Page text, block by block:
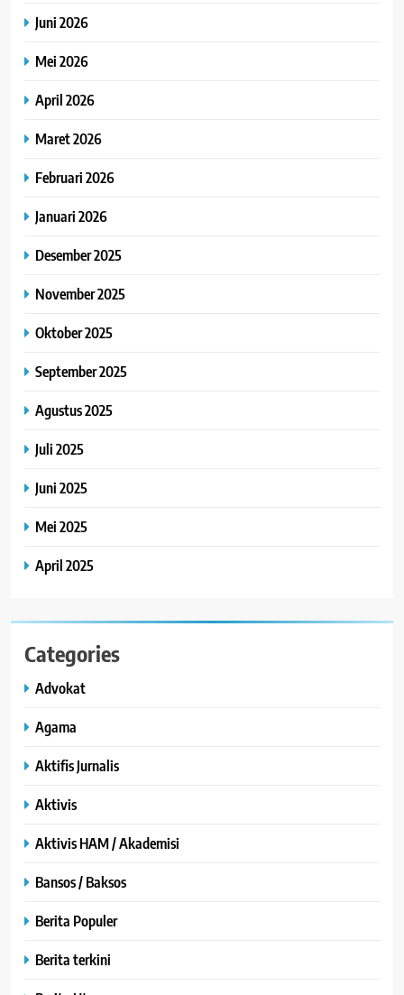
Juni 2026
Mei 2026
April 2026
Maret 2026
Februari 2026
Januari 2026
Desember 2025
November 2025
Oktober 2025
September 2025
Agustus 2025
Juli 2025
Juni 2025
Mei 2025
April 2025
Categories
Advokat
Agama
Aktifis Jurnalis
Aktivis
Aktivis HAM / Akademisi
Bansos / Baksos
Berita Populer
Berita terkini